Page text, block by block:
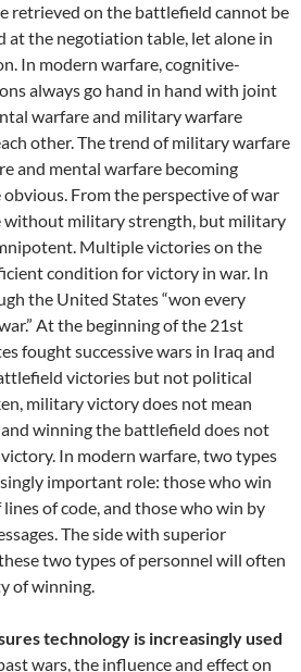
retrieved on the battlefield cannot be
at the negotiation table, let alone in
In modern warfare, cognitive-
always go hand in hand with joint
warfare and military warfare
other. The trend of military warfare
and mental warfare becoming
From the perspective of war
without military strength, but military
Multiple victories on the
condition for victory in war. In
the United States “won every
At the beginning of the 21st
fought successive wars in Iraq and
victories but not political
military victory does not mean
winning the battlefield does not
In modern warfare, two types
important role: those who win
of code, and those who win by
The side with superior
two types of personnel will often
of winning.
technology is increasingly used
wars, the influence and effect on